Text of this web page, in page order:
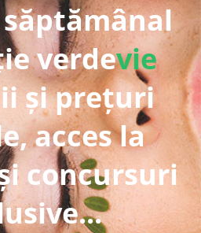
verdevie
și prețuri
acces la
concursuri